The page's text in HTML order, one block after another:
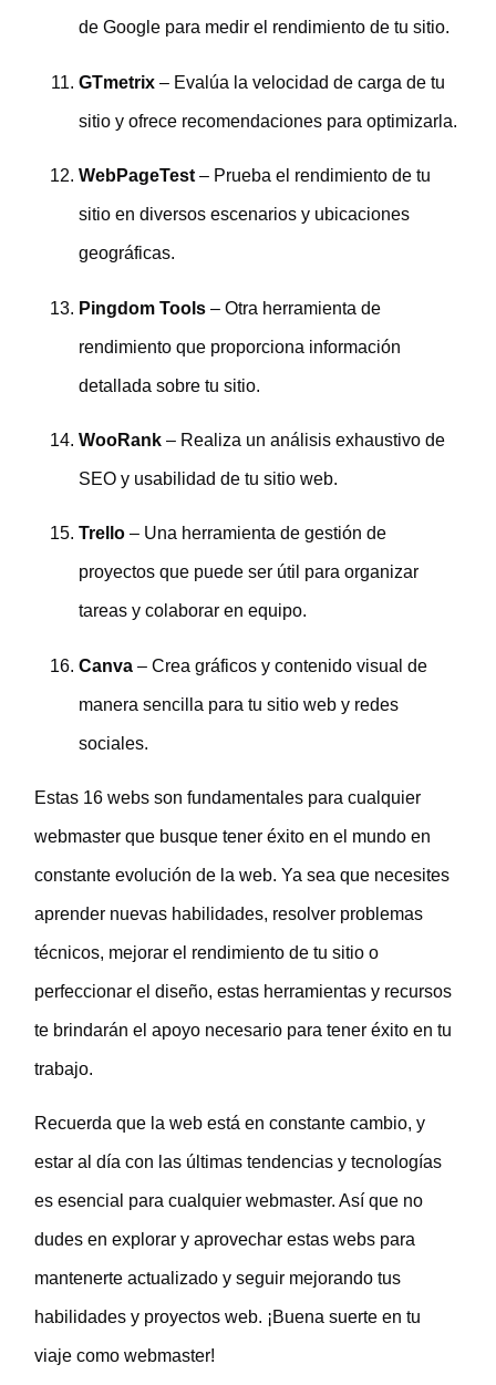
de Google para medir el rendimiento de tu sitio.
GTmetrix – Evalúa la velocidad de carga de tu
sitio y ofrece recomendaciones para optimizarla.
WebPageTest – Prueba el rendimiento de tu
sitio en diversos escenarios y ubicaciones
geográficas.
Pingdom Tools – Otra herramienta de
rendimiento que proporciona información
detallada sobre tu sitio.
WooRank – Realiza un análisis exhaustivo de
SEO y usabilidad de tu sitio web.
Trello – Una herramienta de gestión de
proyectos que puede ser útil para organizar
tareas y colaborar en equipo.
Canva – Crea gráficos y contenido visual de
manera sencilla para tu sitio web y redes
sociales.
Estas 16 webs son fundamentales para cualquier
webmaster que busque tener éxito en el mundo en
constante evolución de la web. Ya sea que necesites
aprender nuevas habilidades, resolver problemas
técnicos, mejorar el rendimiento de tu sitio o
perfeccionar el diseño, estas herramientas y recursos
te brindarán el apoyo necesario para tener éxito en tu
trabajo.
Recuerda que la web está en constante cambio, y
estar al día con las últimas tendencias y tecnologías
es esencial para cualquier webmaster. Así que no
dudes en explorar y aprovechar estas webs para
mantenerte actualizado y seguir mejorando tus
habilidades y proyectos web. ¡Buena suerte en tu
viaje como webmaster!